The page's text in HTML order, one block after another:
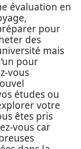
évaluation en
pour
des
mais
pour
vous
études ou
votre
êtes pris
vous car